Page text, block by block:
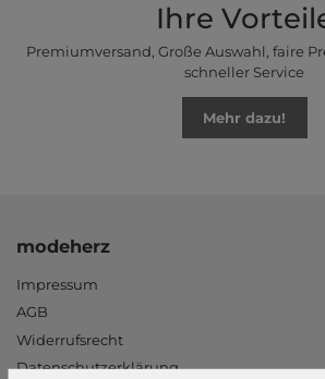
Ihre
Premiumversand, Große Auswahl, faire
schneller Service
Mehr dazu!
modeherz
Impressum
AGB
Widerrufsrecht
Datenschutzerklärung